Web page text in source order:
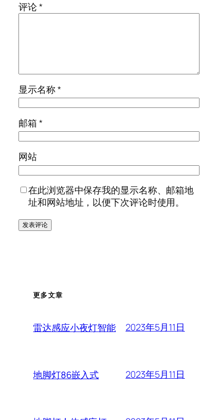
评论*
显示名称*
邮箱*
网站
在此浏览器中保存我的显示名称、邮箱地
址和网站地址，以便下次评论时使用。
更多文章
雷达感应小夜灯智能 2023年5月11日
地脚灯86嵌入式 2023年5月11日